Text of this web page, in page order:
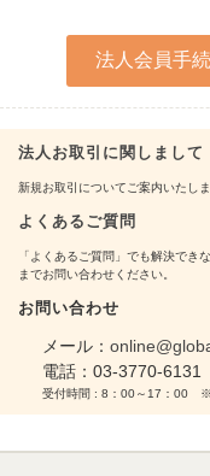
法人お取引に関しまして
新規お取引についてご案内いたしま
よくあるご質問
「よくあるご質問」でも解決でき
までお問い合わせください。
お問い合わせ
メール：
電話： 03-3770-6131
受付時間 : 8：00～17：00 ※